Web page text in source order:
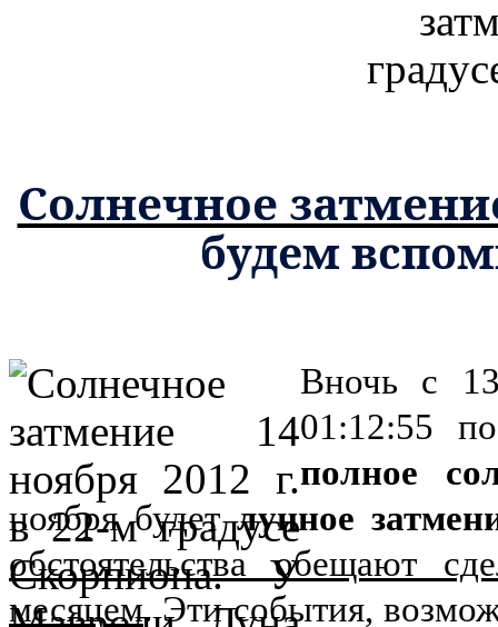
Солнечное
будем
Вночь с
01:12:55
полное
ноября будетлунное
обстоятельства обещают
месяцем. Эти события,